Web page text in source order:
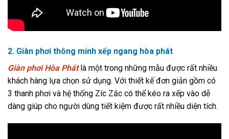
2. Giàn phơi thông minh xếp ngang hòa phát
Giàn phơi Hòa Phátlà một trong những mẫu được rất nhiều
khách hàng lựa chọn sử dụng. Với thiết kế đơn giản gồm có
3 thanh phơi và hệ thống Zíc Zắc có thể kéo ra xếp vào dễ
dàng giúp cho người dùng tiết kiệm được rất nhiều diện tích.